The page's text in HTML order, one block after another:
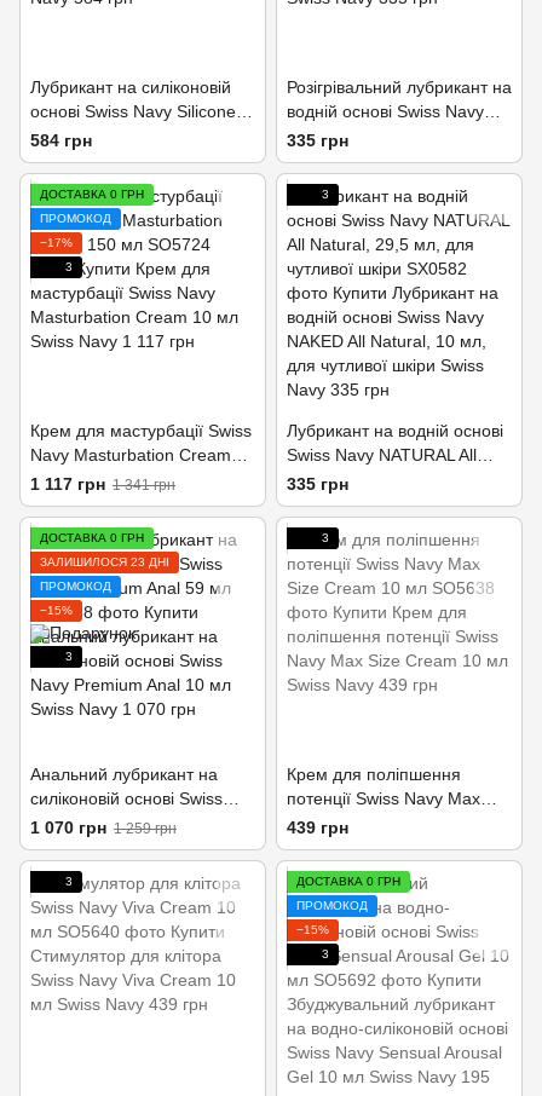
Лубрикант на силіконовій
основі Swiss Navy Silicone
29,5 мл
584 грн
Розігрівальний лубрикант на
водній основі Swiss Navy
Warming 29,5 мл
335 грн
ДОСТАВКА 0 ГРН
ПРОМОКОД
−17%
3
Крем для мастурбації Swiss
Navy Masturbation Cream
150 мл
1 117 грн 1 341 грн
3
Лубрикант на водній основі
Swiss Navy NATURAL All
Natural, 29,5 мл, для
чутливої ​​шкіри
335 грн
ДОСТАВКА 0 ГРН
ЗАЛИШИЛОСЯ 23 ДНІ
ПРОМОКОД
−15%
3
Анальний лубрикант на
силіконовій основі Swiss
Navy Premium Anal 59 мл
1 070 грн 1 259 грн
3
Крем для поліпшення
потенції Swiss Navy Max
Size Cream 10 мл
439 грн
3
ДОСТАВКА 0 ГРН
ПРОМОКОД
−15%
3